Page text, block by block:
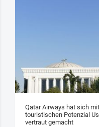
Qatar Airways hat sich
touristischen Potenzial
vertraut gemacht